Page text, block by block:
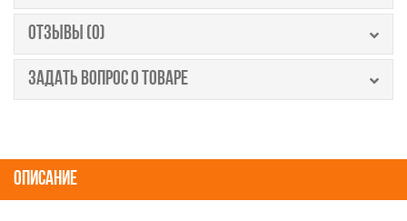
ОТЗЫВЫ (0)
ЗАДАТЬ ВОПРОС О ТОВАРЕ
ОПИСАНИЕ